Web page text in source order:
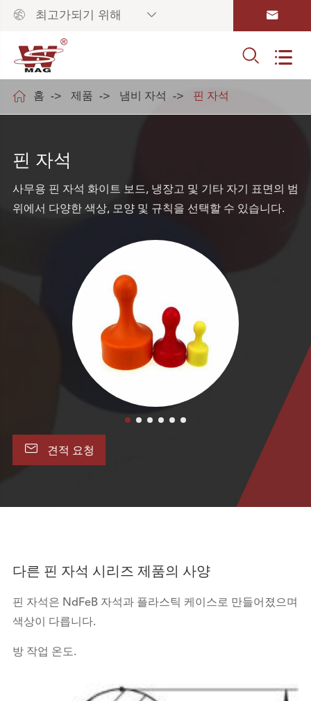
 최고가되기 위해  
 
 홈 제품 냄비 자석 핀 자석
핀 자석
사무용 핀 자석 화이트 보드, 냉장고 및 기타 자기 표면의 범
위에서 다양한 색상, 모양 및 규칙을 선택할 수 있습니다.
 견적 요청
다른 핀 자석 시리즈 제품의 사양
핀 자석은 NdFeB 자석과 플라스틱 케이스로 만들어졌으며
색상이 다릅니다.
방 작업 온도.